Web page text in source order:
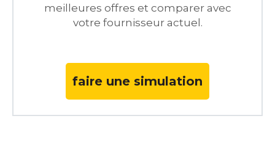
meilleures offres et comparer avec
votre fournisseur actuel.
faire une simulation